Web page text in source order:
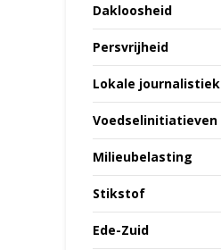
Dakloosheid
Persvrijheid
Lokale journalistiek
Voedselinitiatieven
Milieubelasting
Stikstof
Ede-Zuid